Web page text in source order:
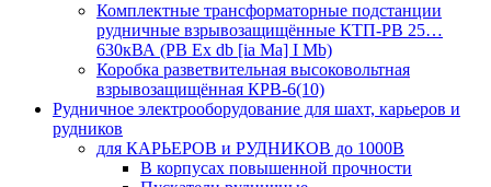
Комплектные трансформаторные подстанции
рудничные взрывозащищённые КТП-РВ 25…
630кВА (РВ Ex db [ia Ma] I Mb)
Коробка разветвительная высоковольтная
взрывозащищённая КРВ-6(10)
Рудничное электрооборудование для шахт, карьеров и
рудников
для КАРЬЕРОВ и РУДНИКОВ до 1000В
В корпусах повышенной прочности